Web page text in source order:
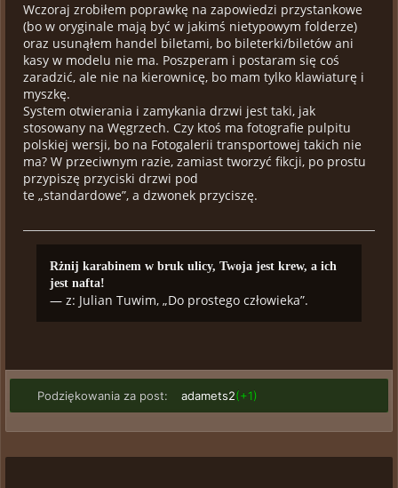
Wczoraj zrobiłem poprawkę na zapowiedzi przystankowe
(bo w oryginale mają być w jakimś nietypowym folderze)
oraz usunąłem handel biletami, bo bileterki/biletów ani
kasy w modelu nie ma. Poszperam i postaram się coś
zaradzić, ale nie na kierownicę, bo mam tylko klawiaturę i
myszkę.
System otwierania i zamykania drzwi jest taki, jak
stosowany na Węgrzech. Czy ktoś ma fotografie pulpitu
polskiej wersji, bo na Fotogalerii transportowej takich nie
ma? W przeciwnym razie, zamiast tworzyć fikcji, po prostu
przypiszę przyciski drzwi pod
te „standardowe”, a dzwonek przyciszę.
Rżnij karabinem w bruk ulicy, Twoja jest krew, a ich
jest nafta!
— z: Julian Tuwim, „Do prostego człowieka”.
Podziękowania za post: adamets2(+1)